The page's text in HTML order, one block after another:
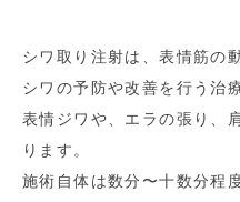
シワ取り注射は、表情筋の
シワの予防や改善を行う治
表情ジワや、エラの張り、
ります。
施術自体は数分〜十数分程